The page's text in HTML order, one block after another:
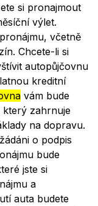
si pronajmout
výlet.
včetně
Chcete-li si
autopůjčovnu
kreditní
vám bude
který zahrnuje
na dopravu.
o podpis
bude
jste si
a
auta budete